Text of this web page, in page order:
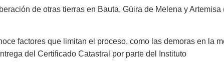
de otras tierras en Bauta, Güira de Melena y Artemisa
factores que limitan el proceso, como las demoras en la
del Certificado Catastral por parte del Instituto